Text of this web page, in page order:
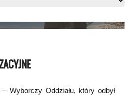
Wyborczy Oddziału, który odbył